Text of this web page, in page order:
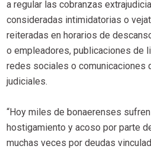
a regular las cobranzas
consideradas intimidatorias o
reiteradas en horarios de
o empleadores, publicaciones de
redes sociales o comunicaciones
judiciales.
“Hoy miles de bonaerenses
hostigamiento y acoso por parte
muchas veces por deudas